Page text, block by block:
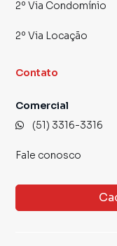
2º Via Condomínio
2º Via Locação
Contato
Comercial
(51) 3316-3316
Fale conosco